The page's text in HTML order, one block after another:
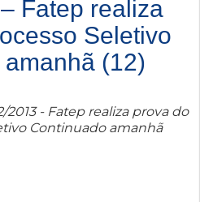
Fatep realiza
Seletivo
(12)
2013 - Fatep realiza prova do
Continuado amanhã